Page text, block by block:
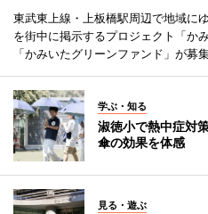
東武東上線・上板橋駅周辺で地域に
を街中に掲示するプロジェクト「か
「かみいたグリーンファンド」が募
学ぶ・知る
淑徳小で熱中症対
傘の効果を体感
見る・遊ぶ